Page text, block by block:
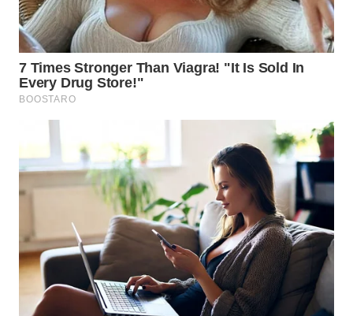
WN
TANGERANG
WN
BINJAI
CIREBON
WN
KUNINGAN